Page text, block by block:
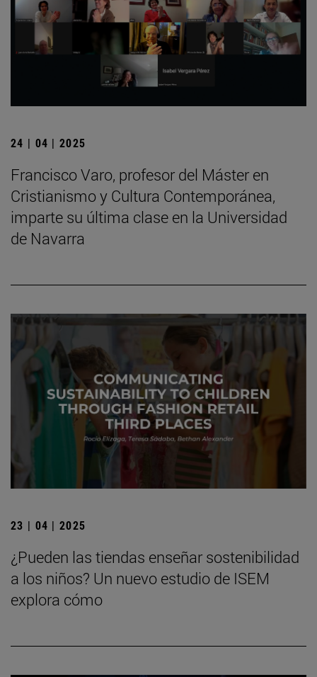
24 | 04 | 2025
Francisco Varo, profesor del Máster en
Cristianismo y Cultura Contemporánea,
imparte su última clase en la Universidad
de Navarra
23 | 04 | 2025
¿Pueden las tiendas enseñar sostenibilidad
a los niños? Un nuevo estudio de ISEM
explora cómo